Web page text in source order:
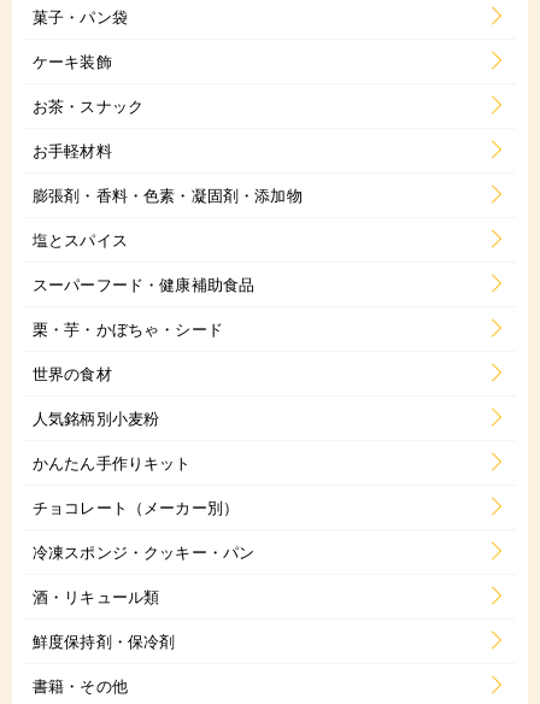
菓子・パン袋
ケーキ装飾
お茶・スナック
お手軽材料
膨張剤・香料・色素・凝固剤・添加物
塩とスパイス
スーパーフード・健康補助食品
栗・芋・かぼちゃ・シード
世界の食材
人気銘柄別小麦粉
かんたん手作りキット
チョコレート（メーカー別）
冷凍スポンジ・クッキー・パン
酒・リキュール類
鮮度保持剤・保冷剤
書籍・その他